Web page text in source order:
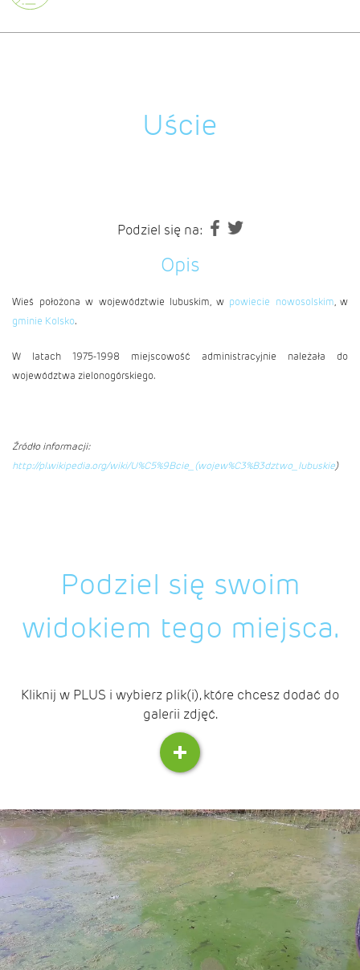
Uście
Podziel się na:
Opis
Wieś położona w województwie lubuskim, w powiecie nowosolskim, w
gminie Kolsko.
W latach 1975-1998 miejscowość administracyjnie należała do
województwa zielonogórskiego.
Źródło informacji:
http://pl.wikipedia.org/wiki/U%C5%9Bcie_(wojew%C3%B3dztwo_lubuskie)
Podziel się swoim
widokiem tego miejsca.
Kliknij w PLUS i wybierz plik(i), które chcesz dodać do
galerii zdjęć.